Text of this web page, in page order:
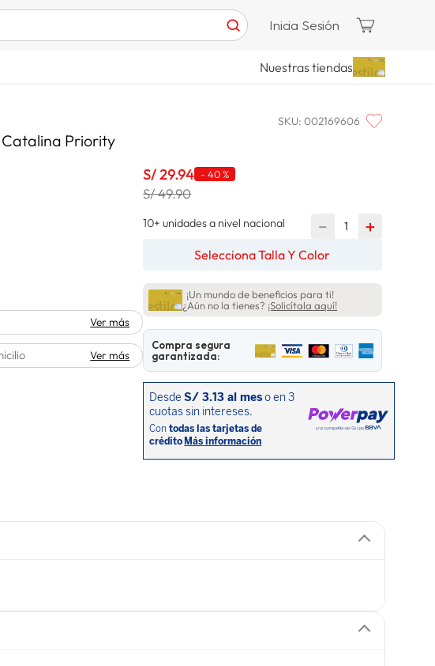
Inicia Sesión
Nuestras tiendas
SKU: 002169606
Catalina Priority
Ver más
Ver más
S/29.94 -40 %
S/ 49.90
10+ unidades a nivel nacional ＋
－
Selecciona Talla Y Color
¡Un mundo de beneficios para ti!
¿Aún no la tienes? ¡Solicítala aquí!
Compra segura
garantizada: